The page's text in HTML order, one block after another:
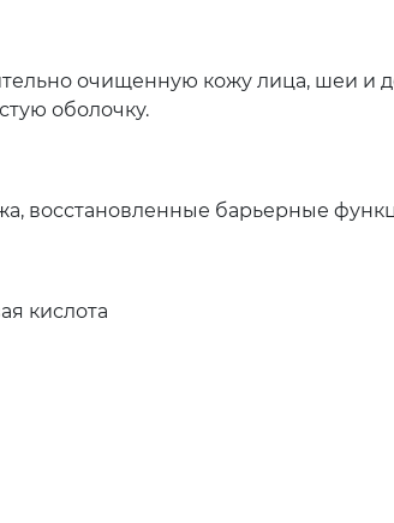
очищенную кожу лица, шеи и
оболочку.
восстановленные барьерные
кислота